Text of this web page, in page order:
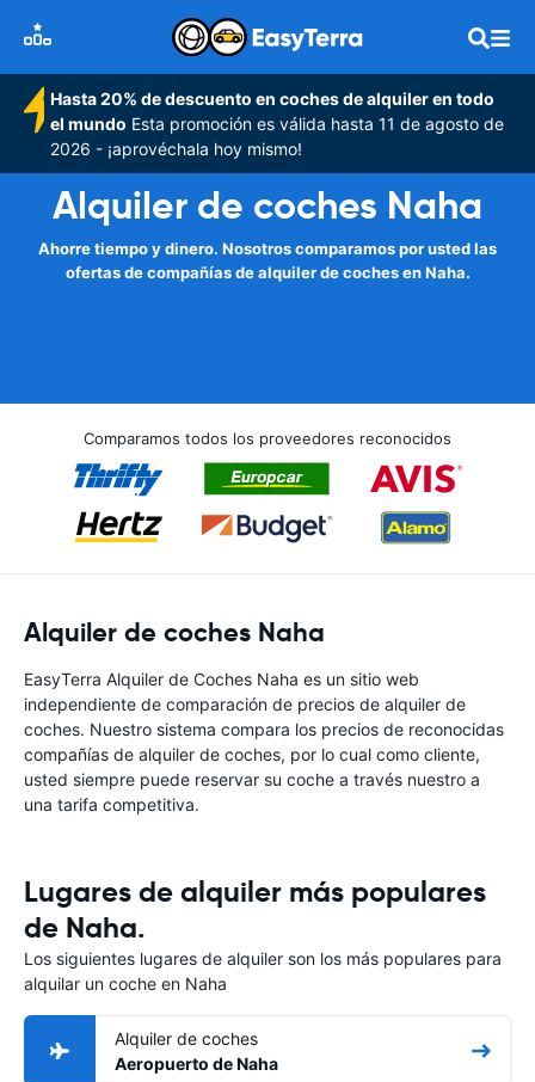
Hasta 20% de descuento en coches de alquiler en todo
el mundo Esta promoción es válida hasta 11 de agosto de
2026 - ¡aprovéchala hoy mismo!
Alquiler de coches Naha
Ahorre tiempo y dinero. Nosotros comparamos por usted las
ofertas de compañías de alquiler de coches en Naha.
Comparamos todos los proveedores reconocidos
Alquiler de coches Naha
EasyTerra Alquiler de Coches Naha es un sitio web
independiente de comparación de precios de alquiler de
coches. Nuestro sistema compara los precios de reconocidas
compañías de alquiler de coches, por lo cual como cliente,
usted siempre puede reservar su coche a través nuestro a
una tarifa competitiva.
Lugares de alquiler más populares
de Naha.
Los siguientes lugares de alquiler son los más populares para
alquilar un coche en Naha
Alquiler de coches
Aeropuerto de Naha